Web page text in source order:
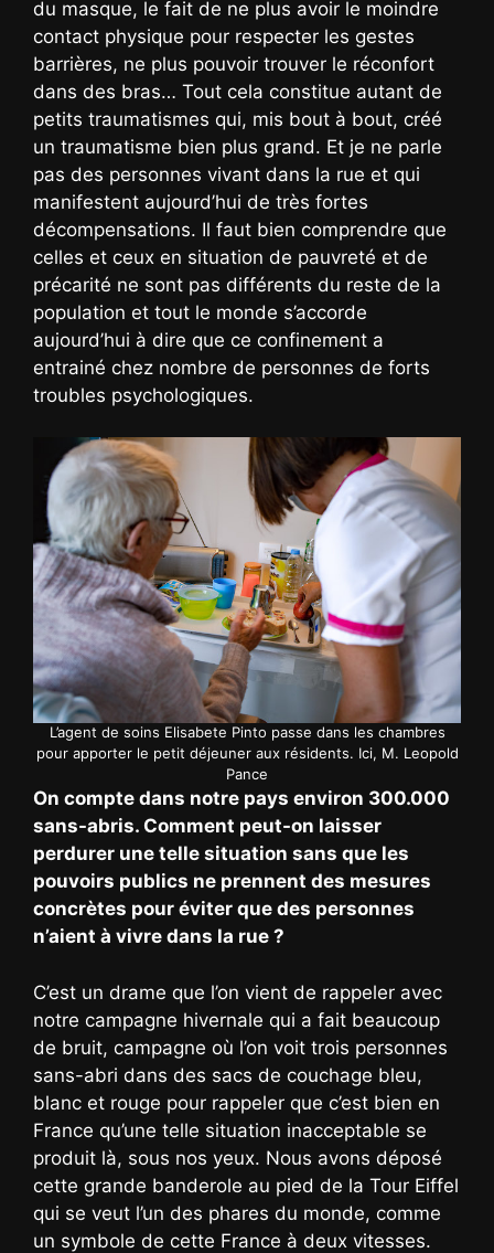
du masque, le fait de ne plus avoir le moindre
contact physique pour respecter les gestes
barrières, ne plus pouvoir trouver le réconfort
dans des bras… Tout cela constitue autant de
petits traumatismes qui, mis bout à bout, créé
un traumatisme bien plus grand. Et je ne parle
pas des personnes vivant dans la rue et qui
manifestent aujourd’hui de très fortes
décompensations. Il faut bien comprendre que
celles et ceux en situation de pauvreté et de
précarité ne sont pas différents du reste de la
population et tout le monde s’accorde
aujourd’hui à dire que ce confinement a
entrainé chez nombre de personnes de forts
troubles psychologiques.
L’agent de soins Elisabete Pinto passe dans les chambres
pour apporter le petit déjeuner aux résidents. Ici, M. Leopold
Pance
On compte dans notre pays environ 300.000
sans-abris. Comment peut-on laisser
perdurer une telle situation sans que les
pouvoirs publics ne prennent des mesures
concrètes pour éviter que des personnes
n’aient à vivre dans la rue ?
C’est un drame que l’on vient de rappeler avec
notre campagne hivernale qui a fait beaucoup
de bruit, campagne où l’on voit trois personnes
sans-abri dans des sacs de couchage bleu,
blanc et rouge pour rappeler que c’est bien en
France qu’une telle situation inacceptable se
produit là, sous nos yeux. Nous avons déposé
cette grande banderole au pied de la Tour Eiffel
qui se veut l’un des phares du monde, comme
un symbole de cette France à deux vitesses.